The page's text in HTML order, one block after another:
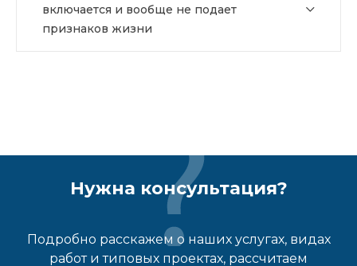
включается и вообще не подает
признаков жизни
Нужна консультация?
Подробно расскажем о наших услугах, видах
работ и типовых проектах, рассчитаем